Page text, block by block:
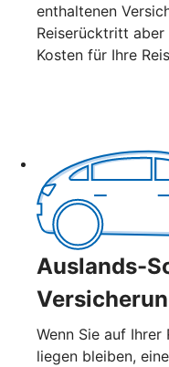
enthaltenen
Reiserücktritt
Kosten für Ihre
Auslands-
Wenn Sie auf
liegen bleiben,